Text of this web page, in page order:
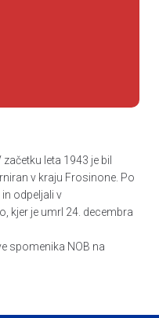
leta 1943 je bil
v kraju Frosinone. Po
odpeljali v
kjer je umrl 24. decembra
spomenika NOB na